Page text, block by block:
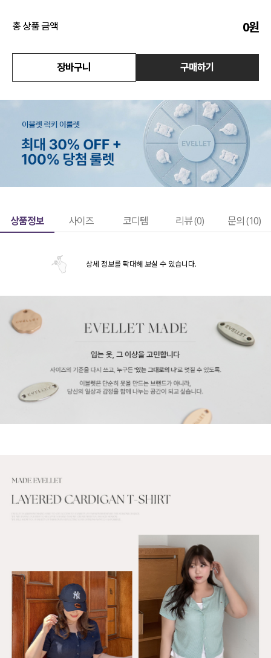
총 상품 금액 0원
장바구니 구매하기
상품정보 사이즈 코디템 리뷰 (0) 문의 (10)
상세 정보를 확대해 보실 수 있습니다.